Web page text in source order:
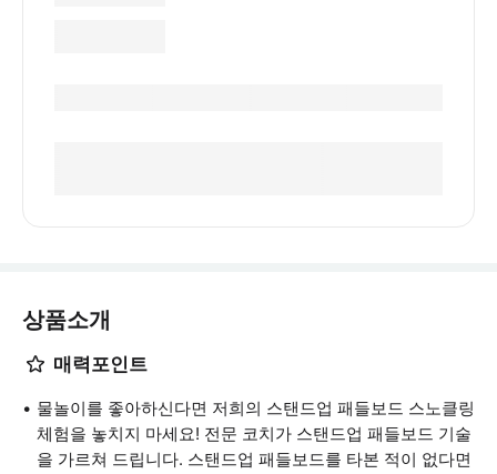
상품소개
매력포인트
물놀이를 좋아하신다면 저희의 스탠드업 패들보드 스노클링
체험을 놓치지 마세요! 전문 코치가 스탠드업 패들보드 기술
을 가르쳐 드립니다. 스탠드업 패들보드를 타본 적이 없다면